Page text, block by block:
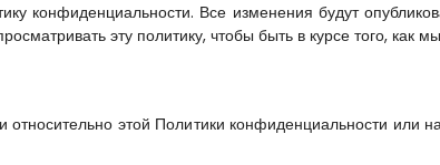
конфиденциальности. Все изменения будут
эту политику, чтобы быть в курсе того,
этой Политики конфиденциальности или